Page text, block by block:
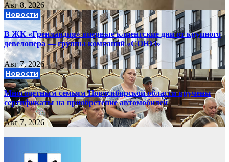
Авг 8, 2026
Новости
В ЖК «Гренландия» впервые клиентские дни от крупного
девелопера — группы компаний «СОЮЗ»
Авг 7, 2026
Новости
Многодетным семьям Новосибирской области вручены
сертификаты на приобретение автомобилей
Авг 7, 2026